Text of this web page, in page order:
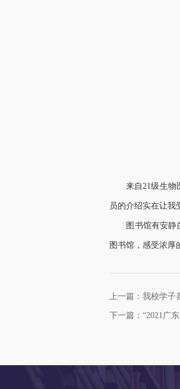
来自21级生物
员的介绍实在让我
图书馆有安
图书馆，感受浓厚
上一篇：我校学子
下一篇：“2021广